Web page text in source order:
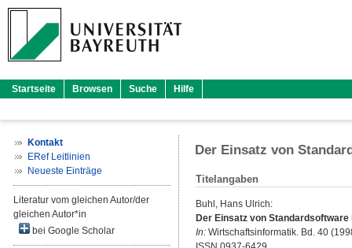
Startseite Browsen Suche Hilfe
Kontakt
ERef Leitlinien
Neueste Einträge
Literatur vom gleichen Autor/der
gleichen Autor*in
bei Google Scholar
Der Einsatz von
Titelangaben
Buhl, Hans Ulrich:
Der Einsatz von Standardsoftware
In: Wirtschaftsinformatik. Bd. 40